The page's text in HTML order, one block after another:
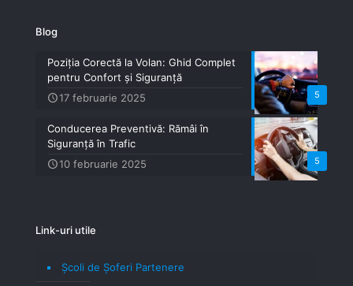
Blog
5
Poziția Corectă la Volan: Ghid Complet
pentru Confort și Siguranță
17 februarie 2025
5
Conducerea Preventivă: Rămâi în
Siguranță în Trafic
10 februarie 2025
Link-uri utile
Școli de Șoferi Partenere